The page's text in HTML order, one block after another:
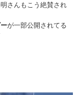
さんもこう絶賛され
が一部公開されてる